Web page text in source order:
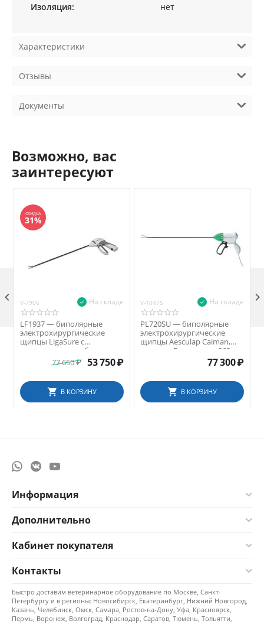
Изоляция: нет
Характеристики
Отзывы
Документы
Возможно, вас
заинтересуют
СКИДКА
31%
V-7906 На складе
LF1937 — биполярные
электрохирургические
щипцы LigaSure с
нанопокрытием, бранши
типа Maryland, 370 мм
77 650₽ 53 750₽
В КОРЗИНУ
V-10475 На складе
PL720SU — биполярные
электрохирургические
щипцы Aesculap Caiman,
диаметр 5 мм, длина 360 мм
77 300₽
В КОРЗИНУ
 
Информация
Дополнительно
Кабинет покупателя
Контакты
Быстро доставим ветеринарное оборудование по Москве, Санкт-
Петербургу и в регионы: Новосибирск, Екатеринбург, Нижний Новгород,
Казань, Челябинск, Омск, Самара, Ростов-на-Дону, Уфа, Красноярск,
Пермь, Воронеж, Волгоград, Краснодар, Саратов, Тюмень, Тольятти,